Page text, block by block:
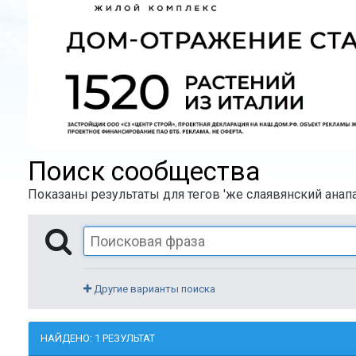
Поиск сообщества
Показаны результаты для тегов 'же слаявянский
Другие варианты поиска
НАЙДЕНО: 1 РЕЗУЛЬТАТ